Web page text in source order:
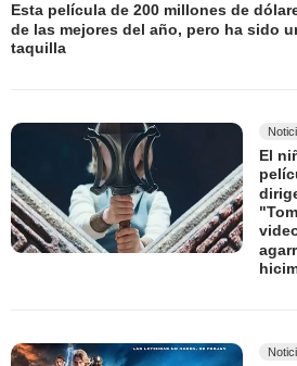
Esta película de 200 millones de
de las mejores del año, pero ha sido
taquilla
El